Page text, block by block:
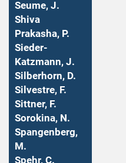
Seume, J.
Shiva
Prakasha, P.
Sieder-
Katzmann, J.
Silberhorn, D.
Silvestre, F.
Sittner, F.
Sorokina, N.
Spangenberg,
M.
Spehr, C.